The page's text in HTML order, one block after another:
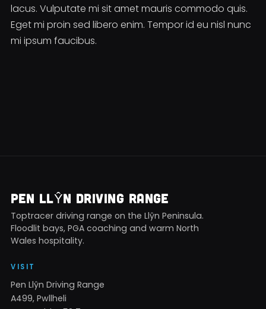
lacus. Vulputate mi sit amet mauris commodo quis.
Eget mi proin sed libero enim. Tempor id eu nisl nunc
mi ipsum faucibus.
PEN LLŶN DRIVING RANGE
Toptracer driving range on the Llŷn Peninsula.
Floodlit bays, PGA coaching and warm North
Wales hospitality.
VISIT
Pen Llŷn Driving Range
A499, Pwllheli